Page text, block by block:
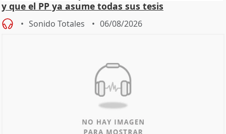
y que el PP ya asume todas sus tesis
Sonido Totales 06/08/2026